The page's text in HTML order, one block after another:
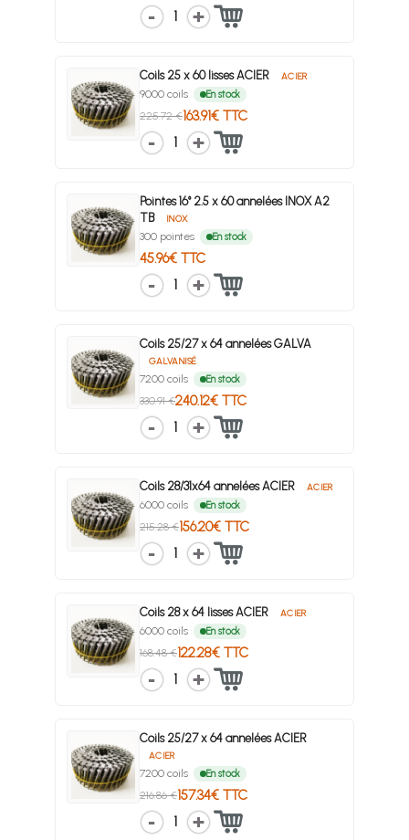
1
Coils 25 x 60 lisses ACIER ACIER
9000 coils En stock
225.72 €163.91€ TTC
1
Pointes 16° 2.5 x 60 annelées INOX A2
TB
INOX
300 pointes En stock
45.96€ TTC
1
Coils 25/27 x 64 annelées GALVA
GALVANISÉ
7200 coils En stock
330.91 €240.12€ TTC
1
Coils 28/31x64 annelées ACIER ACIER
6000 coils En stock
215.28 €156.20€ TTC
1
Coils 28 x 64 lisses ACIER ACIER
6000 coils En stock
168.48 €122.28€ TTC
1
Coils 25/27 x 64 annelées ACIER
ACIER
7200 coils En stock
216.86 €157.34€ TTC
1